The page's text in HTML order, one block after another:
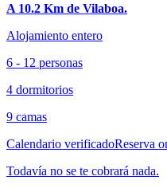
A 10.2 Km de Vilaboa.
Alojamiento entero
6 - 12 personas
4 dormitorios
9 camas
Calendario verificadoReserva
Todavía no se te cobrará nada.